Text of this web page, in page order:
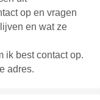
op en vragen
en wat ze
ik best contact op.
adres.